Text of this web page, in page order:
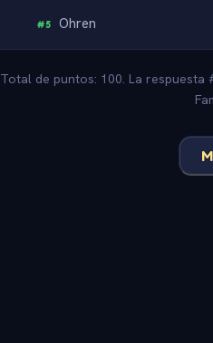
#5 Ohren
Total de puntos: 100. La respuesta